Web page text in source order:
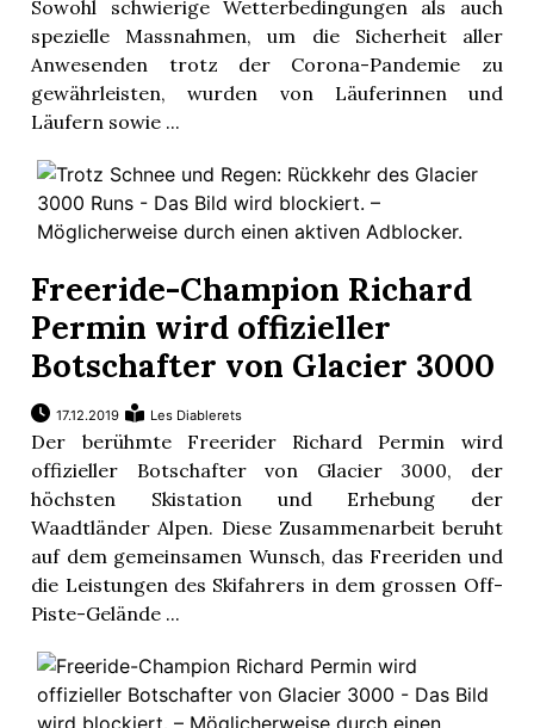
Sowohl schwierige Wetterbedingungen als auch
spezielle Massnahmen, um die Sicherheit aller
Anwesenden trotz der Corona-Pandemie zu
gewährleisten, wurden von Läuferinnen und
Läufern sowie ...
Freeride-Champion Richard
Permin wird offizieller
Botschafter von Glacier 3000
17.12.2019 Les Diablerets
Der berühmte Freerider Richard Permin wird
offizieller Botschafter von Glacier 3000, der
höchsten Skistation und Erhebung der
Waadtländer Alpen. Diese Zusammenarbeit beruht
auf dem gemeinsamen Wunsch, das Freeriden und
die Leistungen des Skifahrers in dem grossen Off-
Piste-Gelände ...